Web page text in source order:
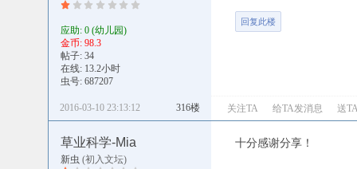
应助: 0 (幼儿园)
金币: 98.3
帖子: 34
在线: 13.2小时
虫号: 687207
回复此楼
316楼
2016-03-10 23:13:12 关注TA 给TA发消息 送
草业科学-Mia
新虫 (初入文坛)
十分感谢分享！